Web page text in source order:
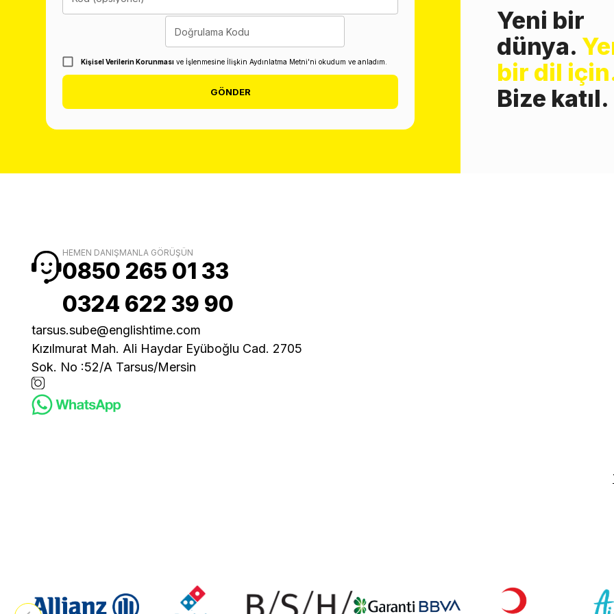
Doğrulama Kodu
Kişisel Verilerin Korunması ve İşlenmesine İlişkin Aydınlatma Metni'ni okudum ve anladım.
GÖNDER
Yeni bir
dünya.
bir dil
Bize katıl.
HEMEN DANIŞMANLA GÖRÜŞÜN
0850 265 01 33
0324 622 39 90
tarsus.sube@englishtime.com
Kızılmurat Mah. Ali Haydar Eyüboğlu Cad. 2705
Sok. No :52/A Tarsus/Mersin